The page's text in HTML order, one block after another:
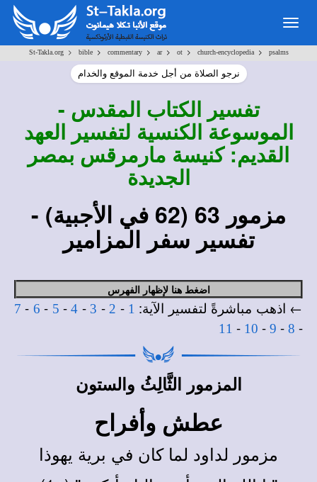
St-Takla.org> bible> commentary> ar> ot> church-encyclopedia> psalms
نرجو الصلاة من أجل خدمة الموقع والخدام
تفسير الكتاب المقدس -
الموسوعة الكنسية لتفسير العهد
القديم: كنيسة مارمرقس بمصر
الجديدة
مزمور 63 (62 في الأجبية) -
تفسير سفر المزامير
اضغط هنا لإظهار الفهرس
← اذهب مباشرةً لتفسير الآية: 1
-
2
-
3
-
4
-
5
-
6
-
7
-
8
-
9
-
10
-
11
المزمور الثَّالِثُ والستون
عطش وأفراح
مزمور لداود لما كان في برية يهوذا